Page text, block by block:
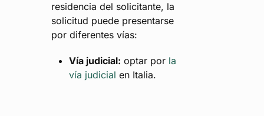
residencia del solicitante, la
solicitud puede presentarse
por diferentes vías:
Vía judicial: optar por la
vía judicial en Italia.